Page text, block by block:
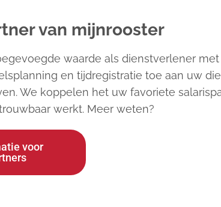
van mijnrooster
waarde als dienstverlener met
en tijdregistratie toe aan uw
We koppelen het uw favoriete
werkt. Meer weten?
voor